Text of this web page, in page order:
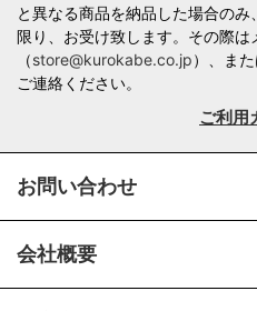
と異なる商品を納品した場合の
限り、お受け致します。その際は
（store@kurokabe.co.jp）、ま
ご連絡ください。
ご利用
お問い合わせ
会社概要